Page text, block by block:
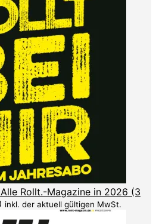
Rollt.-Magazine in 2026 (3
inkl. der aktuell gültigen MwSt.